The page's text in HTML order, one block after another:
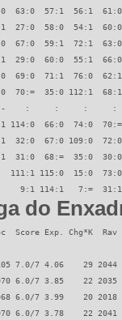
57:1  56:1  61:0
27:0  58:0  54:1
67:0  59:1  72:1
29:0  60:0  55:1
69:0  71:1  76:0
35:0 112:1  68:1
54:-    :     :     :
66:0  74:0  70:=
67:0 109:0
68:=  35:0  30:0
115:0  15:0  73:0
9:1 114:1   7:=
do
Exp. Chg*K  Rav
7 4.06    29 2044
7 3.85    22 2035
7 3.99    20 2018
7 3.78    22 2041